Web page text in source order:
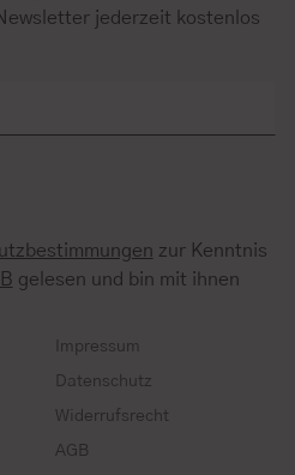
jederzeit kostenlos
zur Kenntnis
gelesen und bin mit ihnen
Impressum
Datenschutz
Widerrufsrecht
AGB